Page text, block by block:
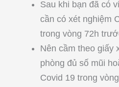
Sau khi bạn đã có
cần có xét nghiệm
trong vòng 72h
Nên cầm theo giấy
phòng đủ số mũi
Covid 19 trong